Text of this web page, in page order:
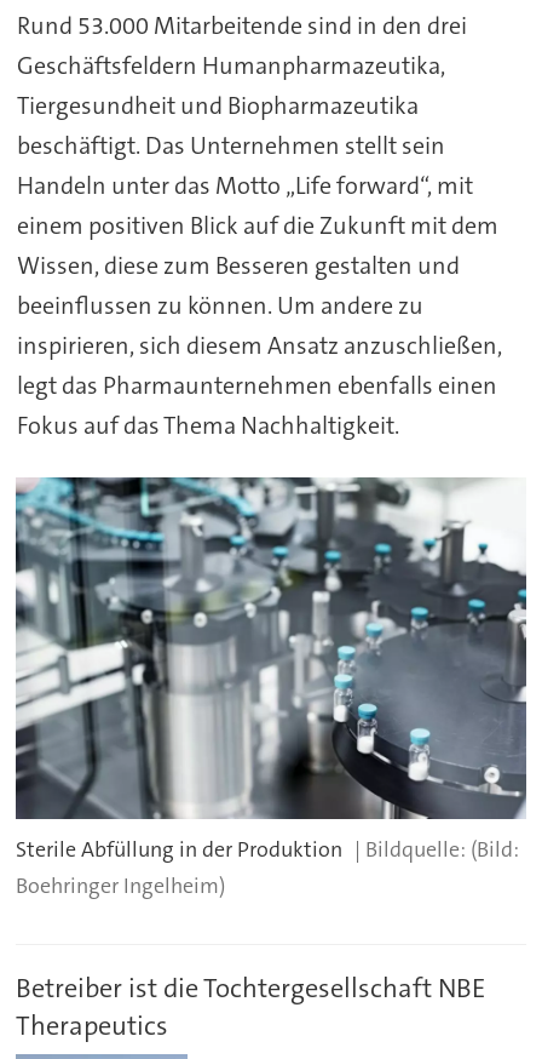
Rund 53.000 Mitarbeitende sind in den drei
Geschäftsfeldern Humanpharmazeutika,
Tiergesundheit und Biopharmazeutika
beschäftigt. Das Unternehmen stellt sein
Handeln unter das Motto „Life forward“, mit
einem positiven Blick auf die Zukunft mit dem
Wissen, diese zum Besseren gestalten und
beeinflussen zu können. Um andere zu
inspirieren, sich diesem Ansatz anzuschließen,
legt das Pharmaunternehmen ebenfalls einen
Fokus auf das Thema Nachhaltigkeit.
Sterile Abfüllung in der Produktion
(Bild:
Boehringer Ingelheim)
Betreiber ist die Tochtergesellschaft NBE
Therapeutics